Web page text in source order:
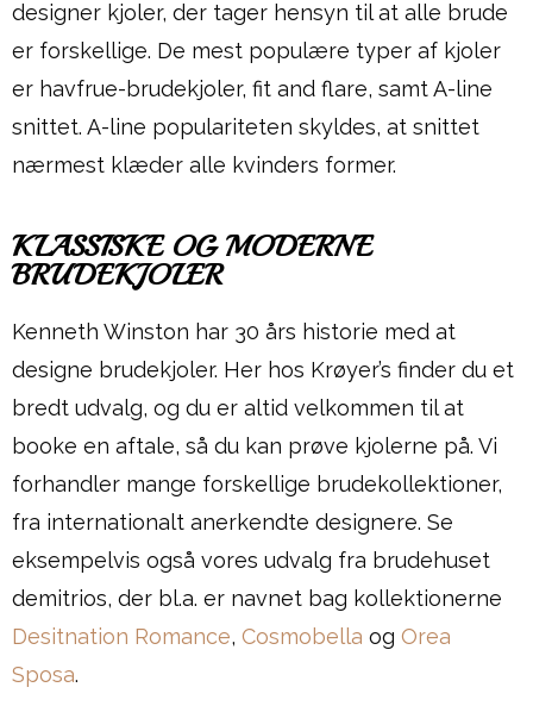
designer kjoler, der tager hensyn til at alle brude
er forskellige. De mest populære typer af kjoler
er havfrue-brudekjoler, fit and flare, samt A-line
snittet. A-line populariteten skyldes, at snittet
nærmest klæder alle kvinders former.
KLASSISKE OG MODERNE
BRUDEKJOLER
Kenneth Winston har 30 års historie med at
designe brudekjoler. Her hos Krøyer’s finder du et
bredt udvalg, og du er altid velkommen til at
booke en aftale, så du kan prøve kjolerne på. Vi
forhandler mange forskellige brudekollektioner,
fra internationalt anerkendte designere. Se
eksempelvis også vores udvalg fra brudehuset
demitrios, der bl.a. er navnet bag kollektionerne
Desitnation Romance, Cosmobella og Orea
Sposa.